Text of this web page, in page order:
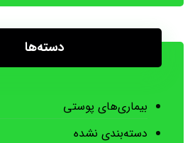
دسته‌ها
بیماری‌های پوستی
دسته‌بندی نشده